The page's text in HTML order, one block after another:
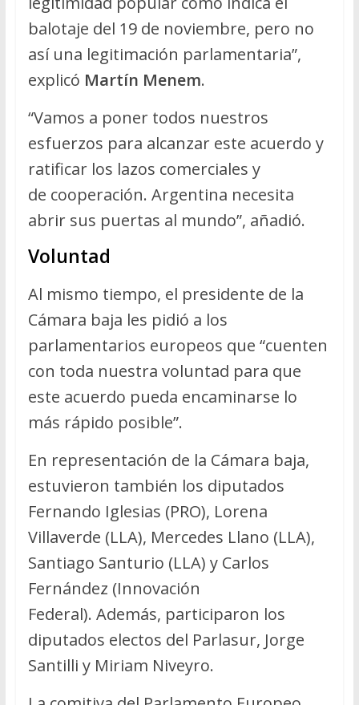
balotaje del 19 de noviembre, pero no
así una legitimación parlamentaria”,
explicó Martín Menem.
“Vamos a poner todos nuestros
esfuerzos para alcanzar este acuerdo y
ratificar los lazos comerciales y
de cooperación. Argentina necesita
abrir sus puertas al mundo”, añadió.
Voluntad
Al mismo tiempo, el presidente de la
Cámara baja les pidió a los
parlamentarios europeos que “cuenten
con toda nuestra voluntad para que
este acuerdo pueda encaminarse lo
más rápido posible”.
En representación de la Cámara baja,
estuvieron también los diputados
Fernando Iglesias (PRO), Lorena
Villaverde (LLA), Mercedes Llano (LLA),
Santiago Santurio (LLA) y Carlos
Fernández (Innovación
Federal). Además, participaron los
diputados electos del Parlasur, Jorge
Santilli y Miriam Niveyro.